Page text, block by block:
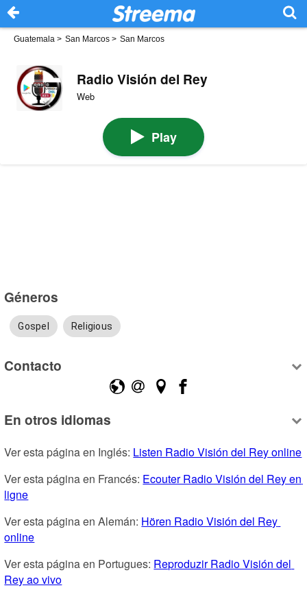
Guatemala > San Marcos > San Marcos
Radio Visión del Rey
Web
Play
Géneros
Gospel Religious
Contacto
En otros idiomas
Ver esta página en Inglés: Listen Radio Visión del Rey online
Ver esta página en Francés: Ecouter Radio Visión del Rey en
ligne
Ver esta página en Alemán: Hören Radio Visión del Rey
online
Ver esta página en Portugues: Reproduzir Radio Visión del
Rey ao vivo